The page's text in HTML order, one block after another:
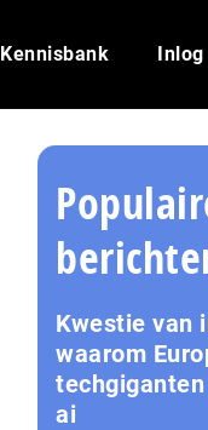
Kennisbank Inlog
Kwestie van
waarom
ai